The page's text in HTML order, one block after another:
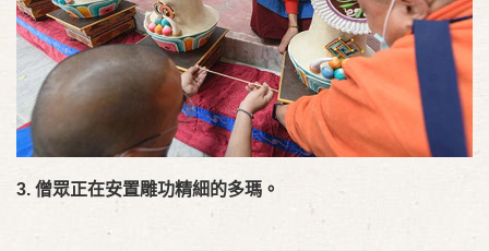
3. 僧眾正在安置雕功精細的多瑪。